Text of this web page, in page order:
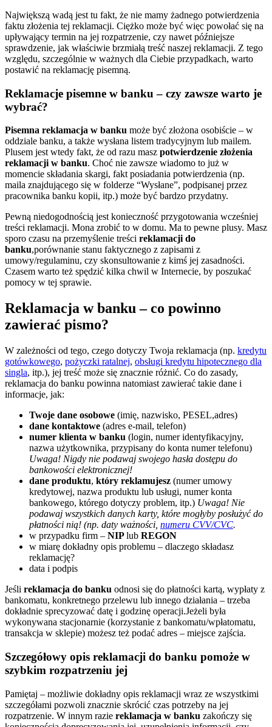
Największą wadą jest tu fakt, że nie mamy żadnego potwierdzenia
faktu złożenia tej reklamacji. Ciężko może być więc powołać się na
upływający termin na jej rozpatrzenie, czy nawet późniejsze
sprawdzenie, jak właściwie brzmiałą treść naszej reklamacji. Z tego
względu, szczególnie w ważnych dla Ciebie przypadkach, warto
postawić na reklamację pisemną.
Reklamacje pisemne w banku – czy zawsze warto je
wybrać?
Pisemna reklamacja w banku może być złożona osobiście – w
oddziale banku, a także wysłana listem tradycyjnym lub mailem.
Plusem jest wtedy fakt, że od razu masz potwierdzenie złożenia
reklamacji w banku. Choć nie zawsze wiadomo to już w
momencie składania skargi, fakt posiadania potwierdzenia (np.
maila znajdującego się w folderze “Wysłane”, podpisanej przez
pracownika banku kopii, itp.) może być bardzo przydatny.
Pewną niedogodnością jest konieczność przygotowania wcześniej
treści reklamacji. Mona zrobić to w domu. Ma to pewne plusy. Masz
sporo czasu na przemyślenie treści reklamacji do
banku,porównanie stanu faktycznego z zapisami z
umowy/regulaminu, czy skonsultowanie z kimś jej zasadności.
Czasem warto też spędzić kilka chwil w Internecie, by poszukać
pomocy w tej sprawie.
Reklamacja w banku – co powinno
zawierać pismo?
W zależności od tego, czego dotyczy Twoja reklamacja (np. kredytu
gotówkowego, pożyczki ratalnej, obsługi kredytu hipotecznego dla
singla, itp.), jej treść może się znacznie różnić. Co do zasady,
reklamacja do banku powinna natomiast zawierać takie dane i
informacje, jak:
Twoje dane osobowe (imię, nazwisko, PESEL,adres)
dane kontaktowe (adres e-mail, telefon)
numer klienta w banku (login, numer identyfikacyjny,
nazwa użytkownika, przypisany do konta numer telefonu)
Uwaga! Nigdy nie podawaj swojego hasła dostępu do
bankowości elektronicznej!
dane produktu, który reklamujesz (numer umowy
kredytowej, nazwa produktu lub usługi, numer konta
bankowego, którego dotyczy problem, itp.) Uwaga! Nie
podawaj wszystkich danych karty, które mogłyby posłużyć do
płatności nią! (np. daty ważności, numeru CVV/CVC.
w przypadku firm – NIPlub REGON
w miarę dokładny opis problemu – dlaczego składasz
reklamację?
data i podpis
Jeśli reklamacja do banku odnosi się do płatności kartą, wypłaty z
bankomatu, konkretnego przelewu lub innego działania – trzeba
dokładnie sprecyzować datę i godzinę operacji.Jeżeli była
wykonywana stacjonarnie (korzystanie z bankomatu/wpłatomatu,
transakcja w sklepie) możesz też podać adres – miejsce zajścia.
Szczegółowy opis reklamacji do banku pomoże w
szybkim rozpatrzeniu jej
Pamiętaj – możliwie dokładny opis reklamacji wraz ze wszystkimi
szczegółami pozwoli znacznie skrócić czas potrzeby na jej
rozpatrzenie. W innym razie reklamacja w banku zakończy się